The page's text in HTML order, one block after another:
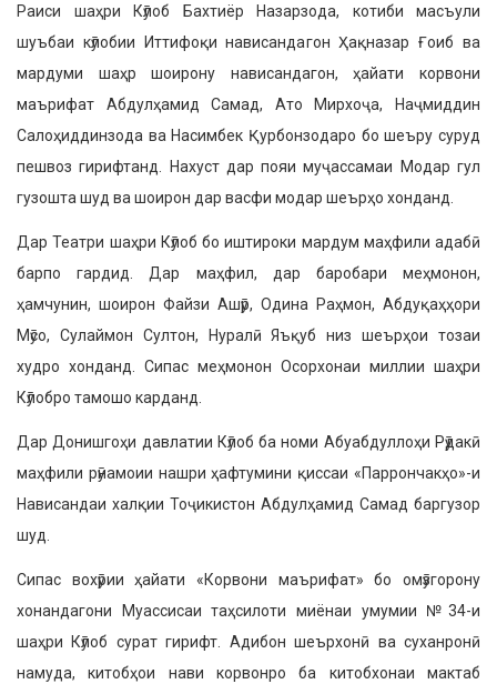
Раиси шаҳри Кӯлоб Бахтиёр Назарзода, котиби масъули
шуъбаи кӯлобии Иттифоқи на­висандагон Ҳақназар Ғоиб ва
мардуми шаҳр шоирону нависандагон, ҳайати корвони
маърифат Абдулҳамид Самад, Ато Мирхоҷа, Наҷмиддин
Салоҳиддинзода ва Насимбек Қурбонзодаро бо шеъру суруд
пешвоз гирифтанд. Нахуст дар пояи муҷассамаи Модар гул
гузошта шуд ва шоирон дар васфи модар шеърҳо хонданд.
Дар Театри шаҳри Кӯлоб бо иштироки мардум маҳфили адабӣ
барпо гардид. Дар маҳфил, дар баробари меҳмонон,
ҳамчунин, шоирон Файзи Ашӯр, Одина Раҳмон, Абдуқаҳҳори
Мӯсо, Сулаймон Султон, Нуралӣ Яъқуб низ шеърҳои тозаи
худро хонданд. Сипас меҳмонон Осорхонаи миллии шаҳри
Кӯлобро тамошо карданд.
Дар Донишгоҳи давлатии Кӯлоб ба номи Абуабдуллоҳи Рӯдакӣ
маҳфили рӯнамоии нашри ҳафтумини қиссаи «Паррончакҳо»-и
Нависандаи халқии Тоҷикистон Абдулҳамид Самад баргузор
шуд.
Сипас вохӯрии ҳайати «Корвони маърифат» бо омӯзгорону
хонандагони Муассисаи таҳси­лоти миёнаи умумии №34-и
шаҳри Кӯлоб сурат гирифт. Адибон шеърхонӣ ва суханронӣ
намуда, китобҳои нави корвонро ба китобхонаи мактаб